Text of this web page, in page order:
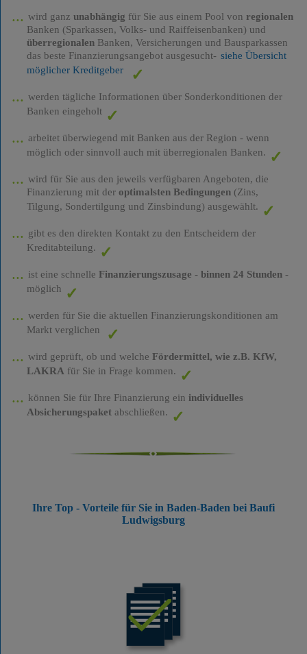
wird ganz unabhängig für Sie aus einem Pool von regionalen
Banken (Sparkassen, Volks- und Raiffeisenbanken) und
überregionalenBanken, Versicherungen und Bausparkassen
das beste Finanzierungsangebot ausgesucht- siehe Übersicht
möglicher Kreditgeber
werden tägliche Informationen über Sonderkonditionen der
Banken eingeholt
arbeitet überwiegend mit Banken aus der Region - wenn
möglich oder sinnvoll auch mit überregionalen Banken.
wird für Sie aus den jeweils verfügbaren Angeboten, die
Finanzierung mit der optimalsten Bedingungen(Zins,
Tilgung, Sondertilgung und Zinsbindung) ausgewählt.
gibt es den direkten Kontakt zu den Entscheidern der
Kreditabteilung.
ist eine schnelle Finanzierungszusage - binnen 24 Stunden-
möglich
werden für Sie die aktuellen Finanzierungskonditionen am
Markt verglichen
wird geprüft, ob und welche Fördermittel, wie z.B. KfW,
LAKRA für Sie in Frage kommen.
können Sie für Ihre Finanzierung ein individuelles
Absicherungspaketabschließen.
Ihre Top - Vorteile für Sie in Baden-Baden bei Baufi
Ludwigsburg